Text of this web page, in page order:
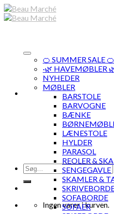
Skip
to
Søg
efter:
Ingen varer i kurven.
🍊 SUMMER SALE 🍊
·🌿 HAVEMØBLER
NYHEDER
MØBLER
BARSTOLE
BARVOGNE
BÆNKE
LÆNESTOLE
HYLDER
PARASOL
REOLER &
SENGEGAVLE
SKAMLER &
SOFABORDE
SOFAER